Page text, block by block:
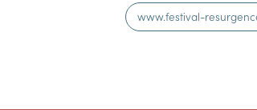
www.festival-